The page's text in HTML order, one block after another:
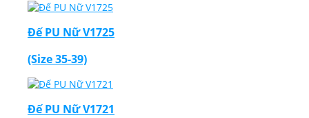
Đế PU Nữ V1725
(Size 35-39)
Đế PU Nữ V1721